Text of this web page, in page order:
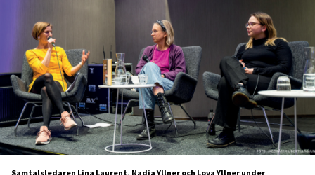
Samtalsledaren Lina Laurent, Nadja Yllner och Lova Yllner under